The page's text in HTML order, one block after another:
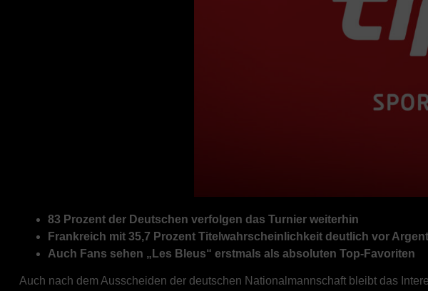
83 Prozent der Deutschen verfolgen das Turnier weiterhin
Frankreich mit 35,7 Prozent Titelwahrscheinlichkeit deutlich vor
Auch Fans sehen „Les Bleus“ erstmals als absoluten Top-Favoriten
Auch nach dem Ausscheiden der deutschen Nationalmannschaft bleibt das